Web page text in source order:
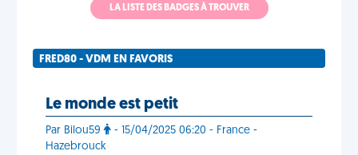
LA LISTE DES BADGES À TROUVER
FRED80 - VDM EN FAVORIS
Le monde est petit
Par Bilou59
- 15/04/2025 06:20 - France -
Hazebrouck